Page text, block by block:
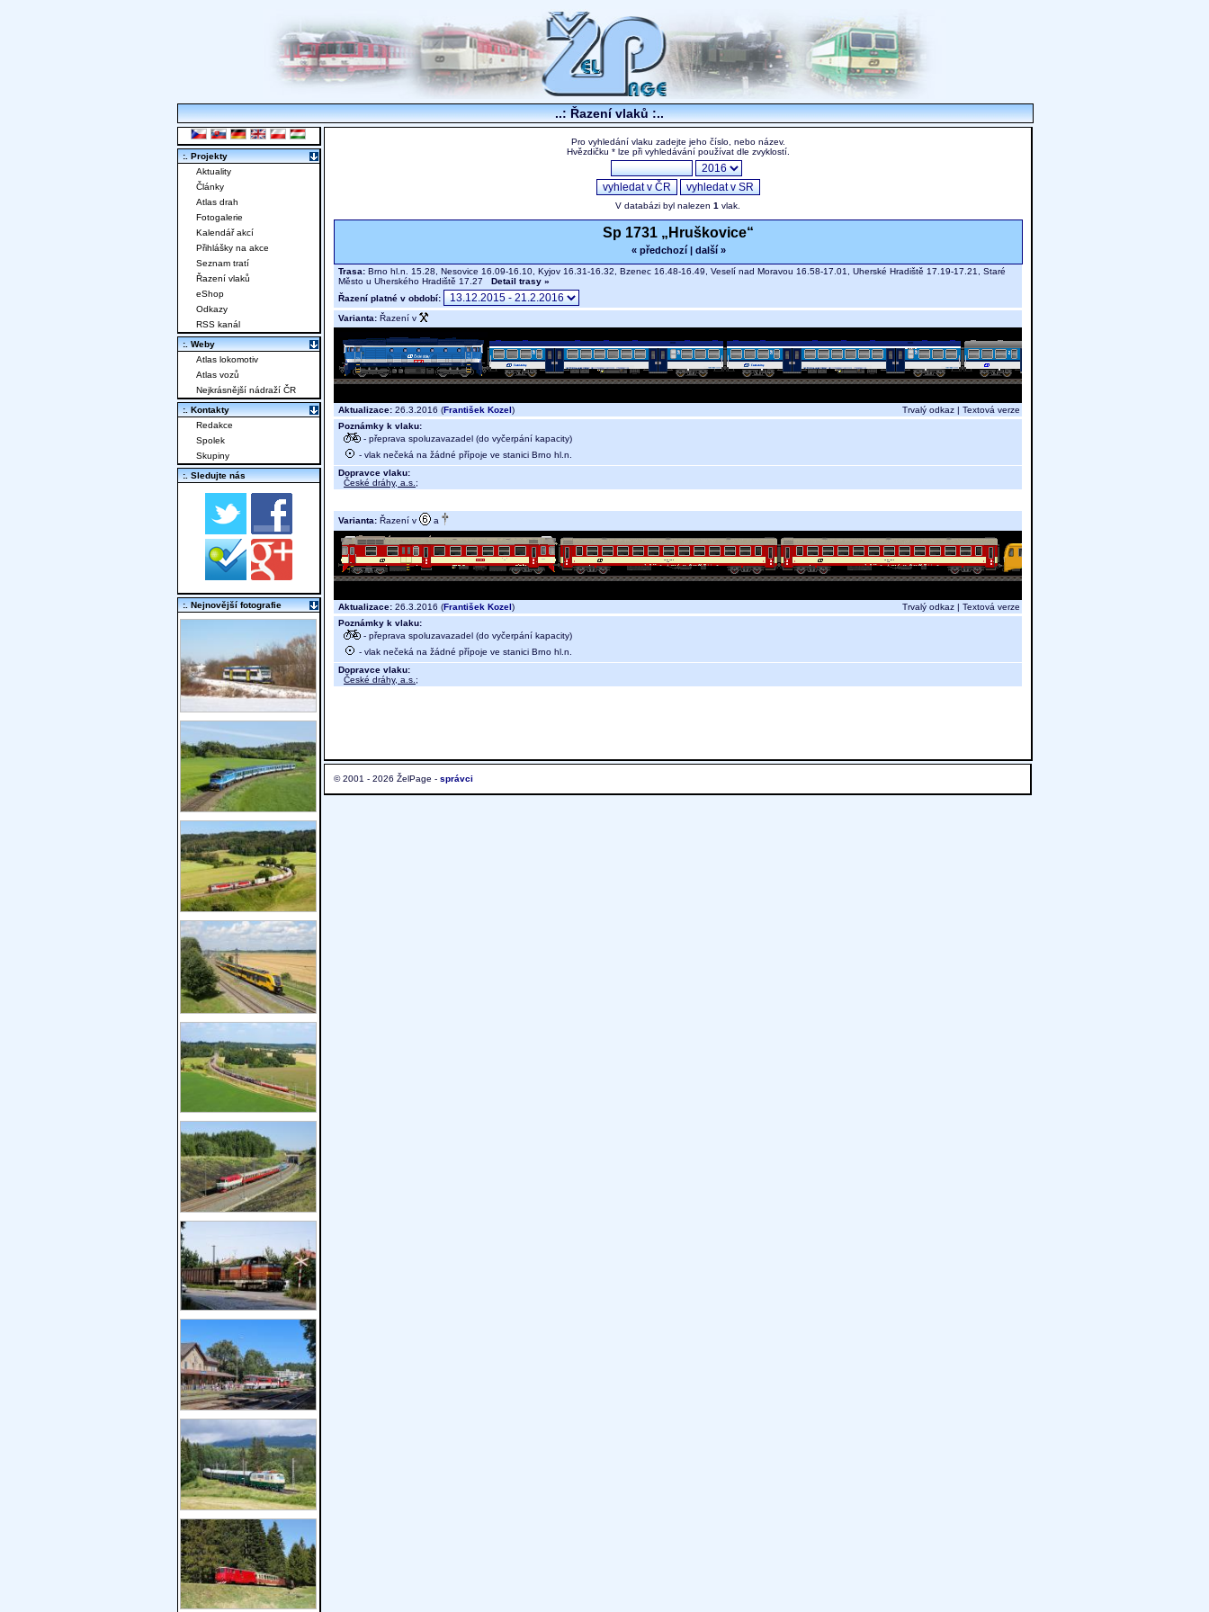
..: Řazení vlaků :..
Pro vyhledání vlaku zadejte jeho číslo, nebo název.
Hvězdičku * lze při vyhledávání používat dle zvyklostí.
V databázi byl nalezen 1 vlak.
Sp 1731 „Hruškovice“
« předchozí| další »
Trasa: Brno hl.n. 15.28, Nesovice 16.09-16.10, Kyjov 16.31-16.32, Bzenec 16.48-16.49, Veselí nad Moravou 16.58-17.01, Uherské Hradiště 17.19-17.21, Staré
Město u Uherského Hradiště 17.27 Detail trasy »
Řazení platné v období:
Varianta: Řazení v
Aktualizace: 26.3.2016 (František Kozel) Trvalý odkaz | Textová verze
Poznámky k vlaku:
- přeprava spoluzavazadel (do vyčerpání kapacity)
- vlak nečeká na žádné přípoje ve stanici Brno hl.n.
Dopravce vlaku:
České dráhy, a.s. ;
Varianta: Řazení v a
Aktualizace: 26.3.2016 (František Kozel) Trvalý odkaz | Textová verze
Poznámky k vlaku:
- přeprava spoluzavazadel (do vyčerpání kapacity)
- vlak nečeká na žádné přípoje ve stanici Brno hl.n.
Dopravce vlaku:
České dráhy, a.s. ;
© 2001 - 2026 ŽelPage - správci
:. Projekty
Aktuality
Články
Atlas drah
Fotogalerie
Kalendář akcí
Přihlášky na akce
Seznam tratí
Řazení vlaků
eShop
Odkazy
RSS kanál
:. Weby
Atlas lokomotiv
Atlas vozů
Nejkrásnější nádraží ČR
:. Kontakty
Redakce
Spolek
Skupiny
:. Sledujte nás
:. Nejnovější fotografie